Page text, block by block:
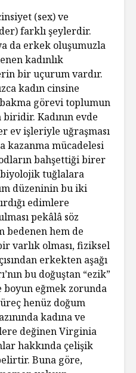
(sex) ve
farklı şeylerdir.
da erkek oluşumuzla
kadınlık
bir uçurum vardır.
kadın cinsine
görevi toplumun
Kadının evde
ev işleriyle uğraşması
kazanma mücadelesi
bahşettiği birer
tuğlalara
düzeninin bu iki
edimlere
pekâlâ söz
bedenen hem de
varlık olması, fiziksel
erkekten aşağı
bu doğuştan “ezik”
boyun eğmek zorunda
henüz doğum
kadına ve
değinen Virginia
hakkında çelişik
Buna göre,